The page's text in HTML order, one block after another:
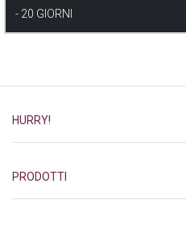
- 20 GIORNI
HURRY!
PRODOTTI